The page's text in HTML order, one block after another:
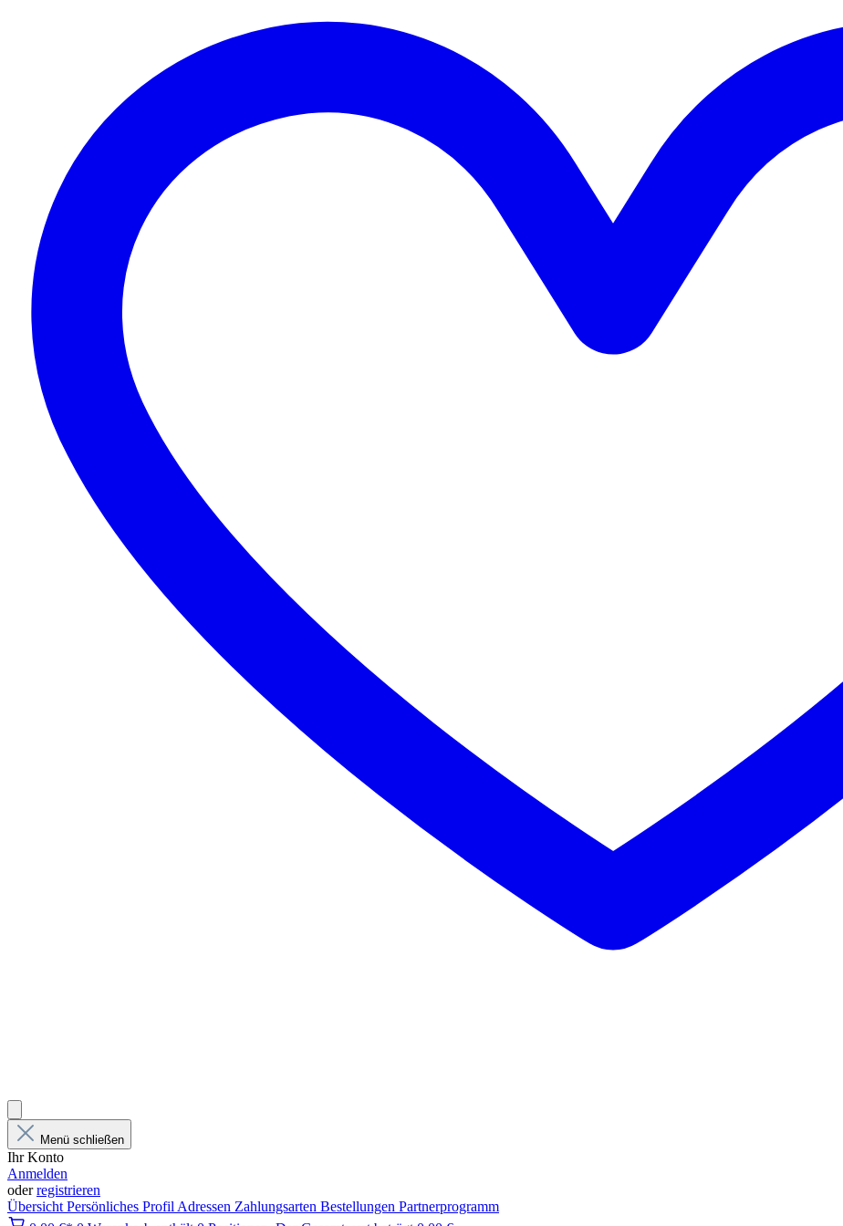
Menü schließen
Ihr Konto
Anmelden
oderregistrieren
Übersicht Persönliches Profil Adressen Zahlungsarten Bestellungen Partnerprogramm